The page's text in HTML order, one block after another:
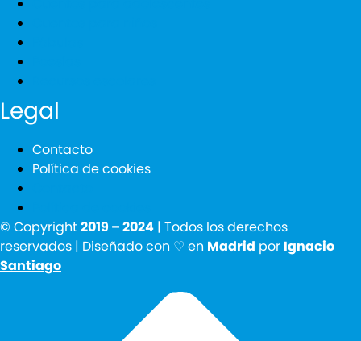
Legal
Contacto
Política de cookies
© Copyright2019 – 2024 | Todos los derechos
reservados | Diseñado con ♡ en Madrid por Ignacio
Santiago